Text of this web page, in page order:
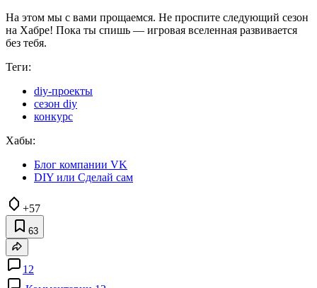
На этом мы с вами прощаемся. Не проспите следующий сезон
на Хабре! Пока ты спишь — игровая вселенная развивается
без тебя.
Теги:
diy-проекты
сезон diy
конкурс
Хабы:
Блог компании VK
DIY или Сделай сам
+57
63
12